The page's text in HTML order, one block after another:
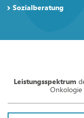
Sozialberatung
Leistungsspektrum
Onkologie